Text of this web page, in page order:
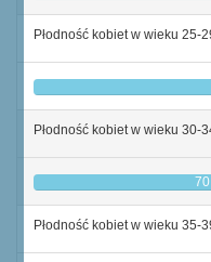
Płodność kobiet w wieku 25-
Płodność kobiet w wieku 30-
70
Płodność kobiet w wieku 35-